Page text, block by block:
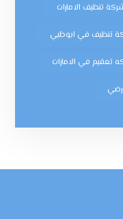
تنظيف الامارات
تنظيف في ابوظبي
تعقيم في الامارات